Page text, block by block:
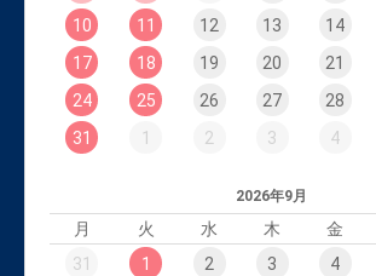
10
11 12 13 14
17
18 19 20 21
24
25 26 27 28
31
1 2 3 4
2026年9月
月 火 水 木 金
31
1 2 3 4